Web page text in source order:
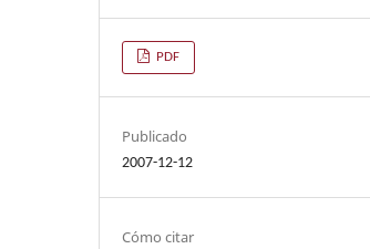
PDF
Publicado
2007-12-12
Cómo citar